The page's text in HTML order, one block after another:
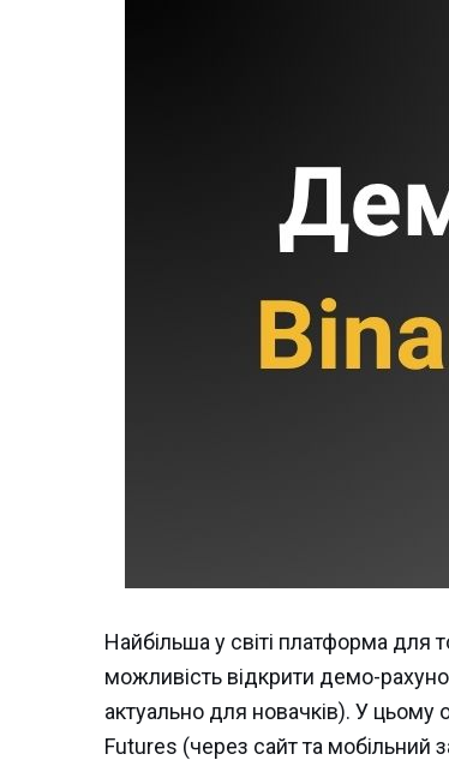
Найбільша у світі платформа для
можливість відкрити демо-
актуально для новачків). У
Futures (через сайт та мобільний